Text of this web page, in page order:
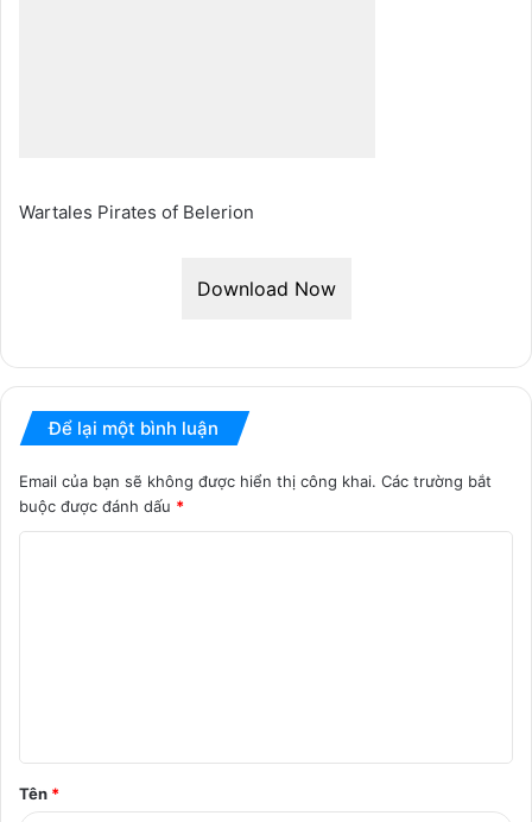
Wartales Pirates of Belerion
Download Now
Để lại một bình luận
Email của bạn sẽ không được hiển thị công khai. Các trường bắt
buộc được đánh dấu *
ậ
n
Tên *